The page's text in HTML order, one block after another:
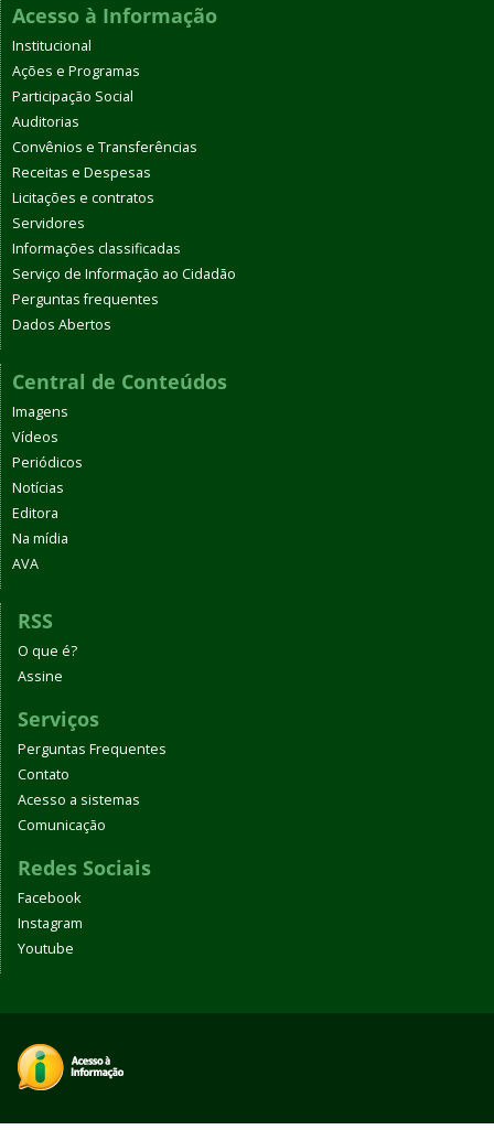
Acesso à Informação
Institucional
Ações e Programas
Participação Social
Auditorias
Convênios e Transferências
Receitas e Despesas
Licitações e contratos
Servidores
Informações classificadas
Serviço de Informação ao Cidadão
Perguntas frequentes
Dados Abertos
Central de Conteúdos
Imagens
Vídeos
Periódicos
Notícias
Editora
Na mídia
AVA
RSS
O que é?
Assine
Serviços
Perguntas Frequentes
Contato
Acesso a sistemas
Comunicação
Redes Sociais
Facebook
Instagram
Youtube